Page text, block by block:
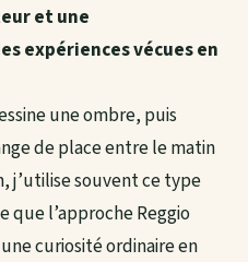
et une
expériences vécues en
une ombre, puis
de place entre le matin
j’utilise souvent ce type
l’approche Reggio
curiosité ordinaire en